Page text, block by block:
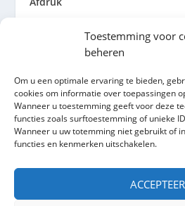
Toestemming voor
beheren
Om u een optimale ervaring te bieden,
cookies om informatie over toepassingen
Wanneer u toestemming geeft voor deze
functies zoals surftoestemming of unieke
Wanneer u uw totemming niet gebruikt of
functies en kenmerken uitschakelen.
ACCEPTEER
Algemene voorwaarden
Cookierichtlijn (EU)